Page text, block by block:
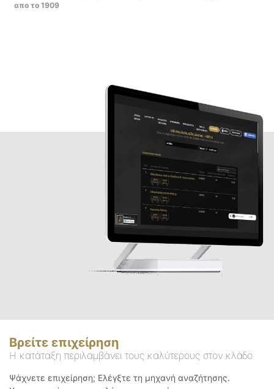
απο το 1909
Βρείτε επιχείρηση
Η κατάταξη περιλαμβάνει τους καλύτερους στον κλάδο
Ψάχνετε επιχείρηση; Ελέγξτε τη μηχανή αναζήτησης.